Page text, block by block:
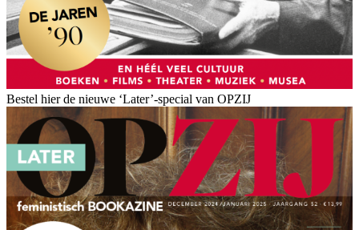
Bestel hier de nieuwe ‘Later’-special van OPZIJ